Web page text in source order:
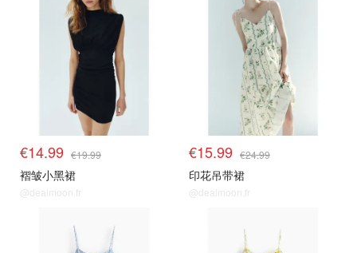
€14.99 €19.99
褶皱小黑裙
@dealmoon.fr
€15.99 €24.99
印花吊带裙
@dealmoon.fr